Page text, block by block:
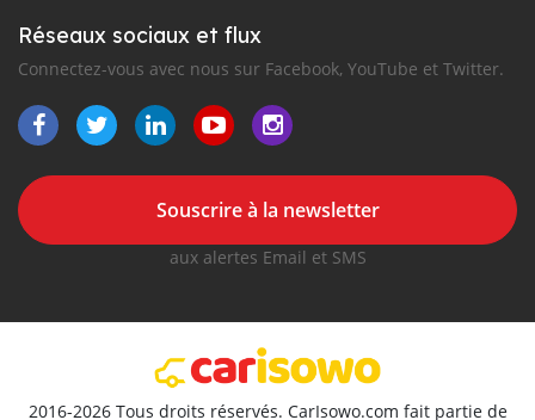
Réseaux sociaux et flux
Connectez-vous avec nous sur Facebook, YouTube et Twitter.
Souscrire à la newsletter
aux alertes Email et SMS
2016-2026 Tous droits réservés. CarIsowo.com fait partie de